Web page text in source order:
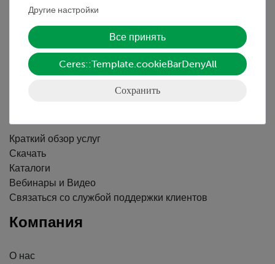
Контактное лицо
Условия сотрудничества
Декларация о конфиденциальности
Краткий обзор услуг
Скачать
Каталоги
Вебинары и Видео
Связаться со службой поддержки клиентов
Компания
О нас
Другие настройки
Все принять
Ceres::Template.cookieBarDenyAll
Сохранить